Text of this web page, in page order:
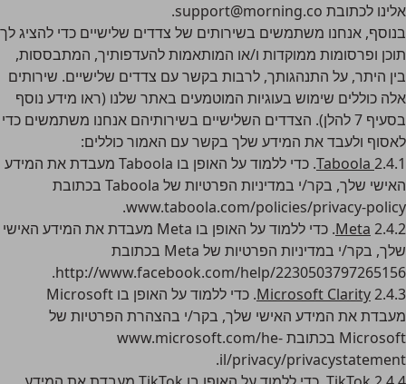
אלינו לכתובת support@morning.co.
בנוסף, אנחנו משתמשים בשירותים של צדדים שלישיים כדי להציג לך
תוכן ופרסומות ממוקדות ו/או המותאמות להעדפותיך, המתבססות,
בין היתר, על התנהגותך, לרבות בקשר עם צדדים שלישיים. שירותים
אלה כוללים שימוש בעוגיות המוטמעים באתר שלנו (ראו מידע נוסף
בסעיף 7 להלן). הצדדים השלישיים בשירותיהם אנחנו משתמשים כדי
לאסוף ולעבד את המידע שלך בקשר עם האמור כוללים:
2.4.1
. כדי ללמוד על האופן בו Taboola מעבדת את המידע
האישי שלך, בקר/י במדיניות הפרטיות של Taboola בכתובת
www.taboola.com/policies/privacy-policy
.
2.4.2
Meta
. כדי ללמוד על האופן בו Meta מעבדת את המידע האישי
שלך, בקר/י במדיניות הפרטיות של Meta בכתובת
http://www.facebook.com/help/2230503797265156
.
2.4.3
Microsoft Clarity
. כדי ללמוד על האופן בו Microsoft
מעבדת את המידע האישי שלך, בקר/י בהצהרת הפרטיות של
Microsoft בכתובת
www.microsoft.com/he-
il/privacy/privacystatement
.